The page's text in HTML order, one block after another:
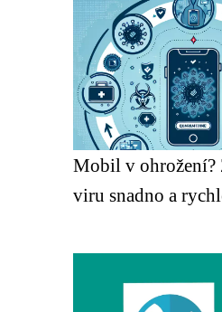
Mobil v ohrožení?
viru snadno a